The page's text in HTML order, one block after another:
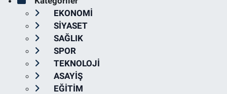
EKONOMİ
SİYASET
SAĞLIK
SPOR
TEKNOLOJİ
ASAYİŞ
EĞİTİM